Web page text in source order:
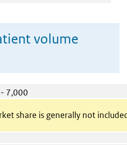
volume
7,000
share is generally not